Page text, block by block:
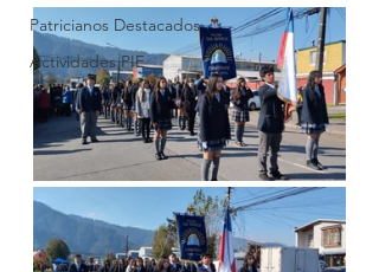
Patricianos Destacados
Actividades PIE